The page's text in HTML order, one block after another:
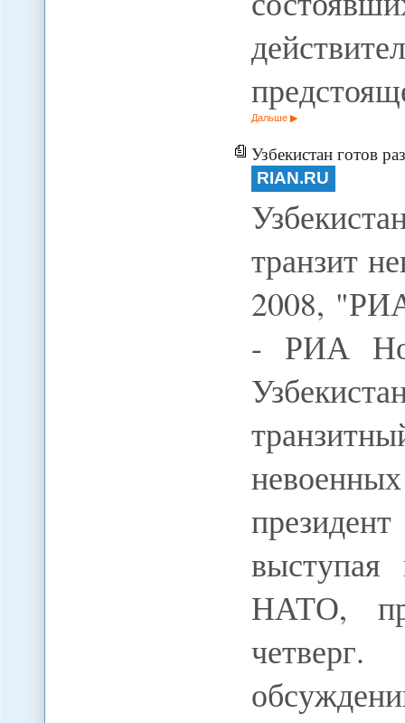
Дальше
Узбекистан готов
RIAN.RU
транзит
2008,
- РИА
выступая
НАТО,